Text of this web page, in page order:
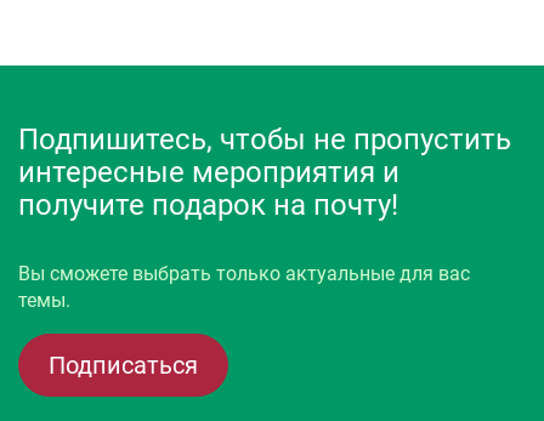
Подпишитесь, чтобы не пропустить
интересные мероприятия и
получите подарок на почту!
Вы сможете выбрать только актуальные для вас
темы.
Подписаться